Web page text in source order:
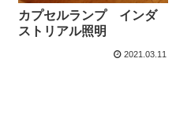
カプセルランプ インダ
ストリアル照明
2021.03.11